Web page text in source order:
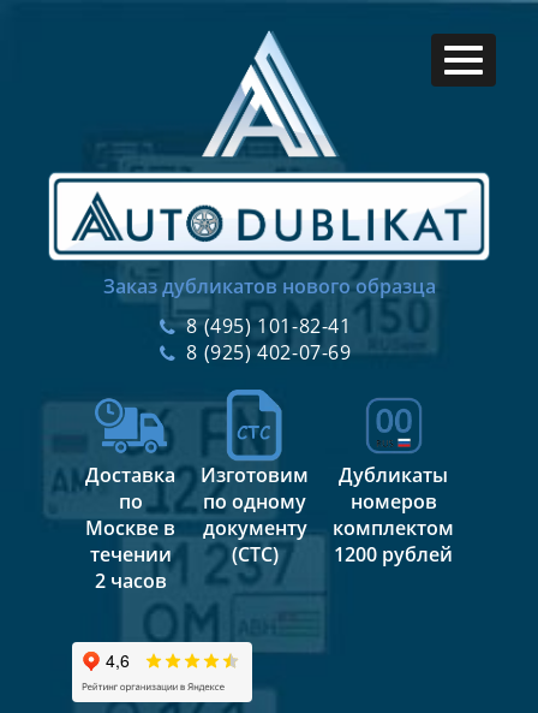
Заказ дубликатов нового образца
8 (495) 101-82-41
8 (925) 402-07-69
Доставка
по
Москве в
течении
2 часов
Изготовим
по одному
документу
(СТС)
Дубликаты
номеров
комплектом
1200 рублей